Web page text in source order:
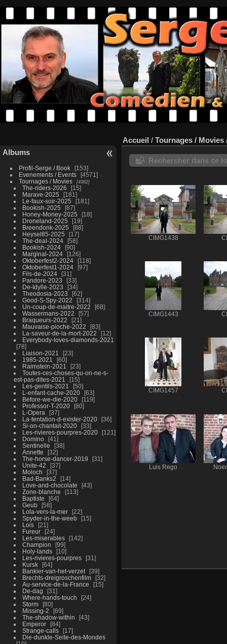
Albums
Profil-Serge / Book
153
Evenements / Events
4571
Tournages / Movies
4982
The-riders-2026
15
Marave-2025
181
Le-faux-soir-2025
181
Bookish-2025
87
Honey-Money-2025
18
Droneland-2025
19
Breendonk-2025
88
Heysel85-2025
17
The-deal-2024
58
Bookish-2024
90
Marginal-2024
126
Oktoberfest2-2024
118
Oktoberfest1-2024
97
Fils-de-2024
31
Pandore-2023
33
De-Idylle-2023
34
Theodosia-2023
62
Good-S-Spy-2022
314
Un-coup-de-maitre-2022
68
Wassermans-2022
57
Braqueurs-2022
21
Mauvaise-pioche-2022
83
La-saveur-de-la-mort-2022
12
Everybody-loves-diamonds-2021
78
Liaison-2021
23
1985-2021
60
Raimstein-2021
23
Toutes-ces-choses-qu-on-ne-s-
est-pas-dites-2021
15
Les-gentils-2021
50
L-enfant-cache-2020
63
Before-we-die-2020
119
Professor-T-2020
80
L-Opera
37
La-tentation-d-exister-2020
36
Si-on-chantait-2020
33
Les-rivieres-pourpres-2020
121
Domino
41
Sentinelle
38
Annette
32
The-horse-dancer-2019
31
Unite-42
37
Moloch
37
Bad-Banks2
14
Love-and-chocolate
43
Zone-blanche
113
Baptiste
64
Geub
58
Lola-vers-la-mer
22
Spyder-in-the-weeb
15
Lois
21
Fureur
24
Les-miserables
142
Champion
99
Holy-lands
10
Les-rivieres-pourpres
31
Kursk
64
Bankier-van-het-verzet
39
Brechts-dreigroschenfilm
32
Au-service-de-la-France
15
De-dag
31
Where-hands-touch
24
Storm
80
Missing-2
69
The-shadow-within
43
Emperor
84
Strange-calls
17
Die-dunkle-Seite-des-Mondes
Accueil / Tournages / Movies
Rechercher dans ce
CIMG1438
CIMG1443
CIMG1457
Luis Rego